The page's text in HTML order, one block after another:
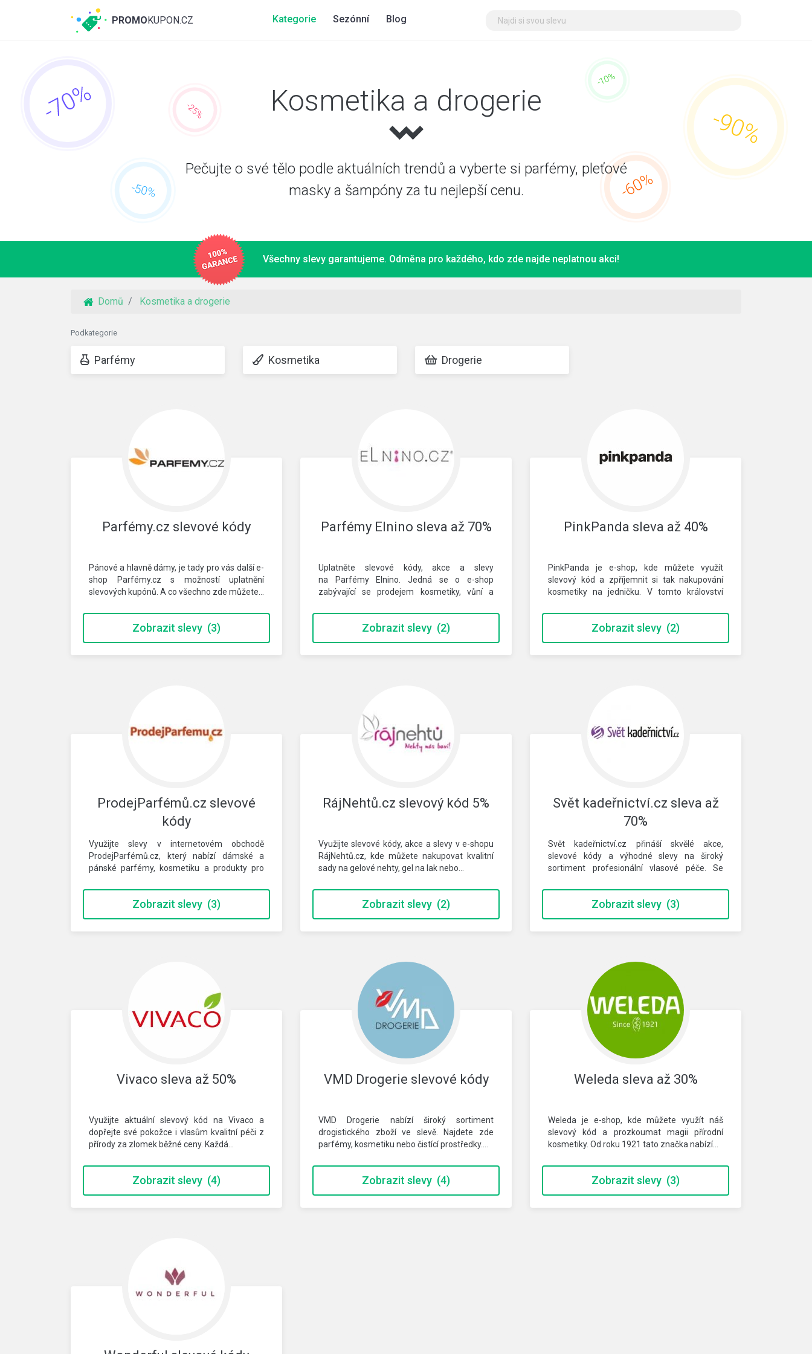
Kosmetika a drogerie
Pečujte o své tělo podle aktuálních trendů a vyberte si parfémy, pleťové
masky a šampóny za tu nejlepší cenu.
Všechny slevy garantujeme. Odměna pro každého, kdo zde najde neplatnou akci!
Domů Kosmetika a drogerie
Podkategorie
Parfémy Kosmetika Drogerie
Parfémy.cz slevové kódy
Pánové a hlavně dámy, je tady pro vás další e-
shop Parfémy.cz s možností uplatnění
slevových kupónů. A co všechno zde můžete…
Zobrazit slevy (3)
Parfémy Elnino sleva až 70%
Uplatněte slevové kódy, akce a slevy
na Parfémy Elnino. Jedná se o e-shop
zabývající se prodejem kosmetiky, vůní a
Zobrazit slevy (2)
PinkPanda sleva až 40%
PinkPanda je e-shop, kde můžete využít
slevový kód a zpříjemnit si tak nakupování
kosmetiky na jedničku. V tomto království
Zobrazit slevy (2)
ProdejParfémů.cz slevové
kódy
Využijte slevy v internetovém obchodě
ProdejParfémů.cz, který nabízí dámské a
pánské parfémy, kosmetiku a produkty pro
Zobrazit slevy (3)
RájNehtů.cz slevový kód 5%
Využijte slevové kódy, akce a slevy v e-shopu
RájNehtů.cz, kde můžete nakupovat kvalitní
sady na gelové nehty, gel na lak nebo…
Zobrazit slevy (2)
Svět kadeřnictví.cz sleva až
70%
Svět kadeřnictví.cz přináší skvělé akce,
slevové kódy a výhodné slevy na široký
sortiment profesionální vlasové péče. Se
Zobrazit slevy (3)
Vivaco sleva až 50%
Využijte aktuální slevový kód na Vivaco a
dopřejte své pokožce i vlasům kvalitní péči z
přírody za zlomek běžné ceny. Každá…
Zobrazit slevy (4)
VMD Drogerie slevové kódy
VMD Drogerie nabízí široký sortiment
drogistického zboží ve slevě. Najdete zde
parfémy, kosmetiku nebo čistící prostředky.…
Zobrazit slevy (4)
Weleda sleva až 30%
Weleda je e-shop, kde můžete využít náš
slevový kód a prozkoumat magii přírodní
kosmetiky. Od roku 1921 tato značka nabízí…
Zobrazit slevy (3)
PROMOKUPON.CZ Kategorie Sezónní Blog